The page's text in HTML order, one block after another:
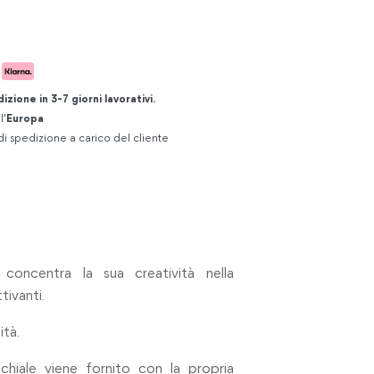
in 3-7 giorni lavorativi.
Europa
spedizione a carico del cliente
la sua creatività nella
viene fornito con la propria